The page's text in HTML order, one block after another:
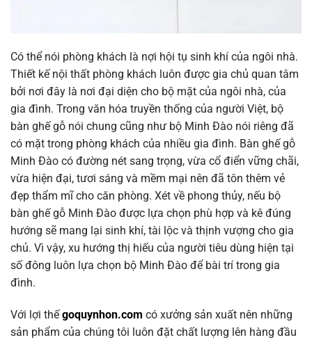
Có thể nói phòng khách là nợi hội tụ sinh khí của ngôi nhà.
Thiết kế nội thất phòng khách luôn được gia chủ quan tâm
bởi nơi đây là nơi đại diện cho bộ mặt của ngôi nhà, của
gia đình. Trong văn hóa truyền thống của người Việt, bộ
bàn ghế gỗ nói chung cũng như bộ Minh Đào nói riêng đã
có mặt trong phòng khách của nhiều gia đình. Bàn ghế gỗ
Minh Đào có đường nét sang trọng, vừa cổ điển vững chãi,
vừa hiện đại, tươi sáng và mềm mại nên đã tôn thêm vẻ
đẹp thẩm mĩ cho căn phòng. Xét về phong thủy, nếu bộ
bàn ghế gỗ Minh Đào được lựa chọn phù hợp và kê đúng
hướng sẽ mang lại sinh khí, tài lộc và thịnh vượng cho gia
chủ. Vì vậy, xu hướng thị hiếu của người tiêu dùng hiện tại
số đông luôn lựa chọn bộ Minh Đào để bài trí trong gia
đình.
Với lợi thếgoquynhon.com có xưởng sản xuất nên những
sản phẩm của chúng tôi luôn đặt chất lượng lên hàng đầu